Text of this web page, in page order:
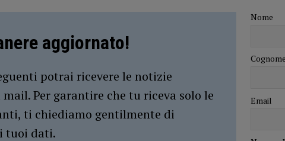
aggiornato!
potrai ricevere le notizie
Per garantire che tu riceva solo le
ti chiediamo gentilmente di
tuoi dati.
Nome
Cognome
Email